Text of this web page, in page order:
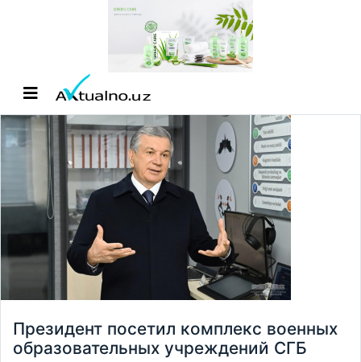
Президент посетил комплекс военных
образовательных учреждений СГБ